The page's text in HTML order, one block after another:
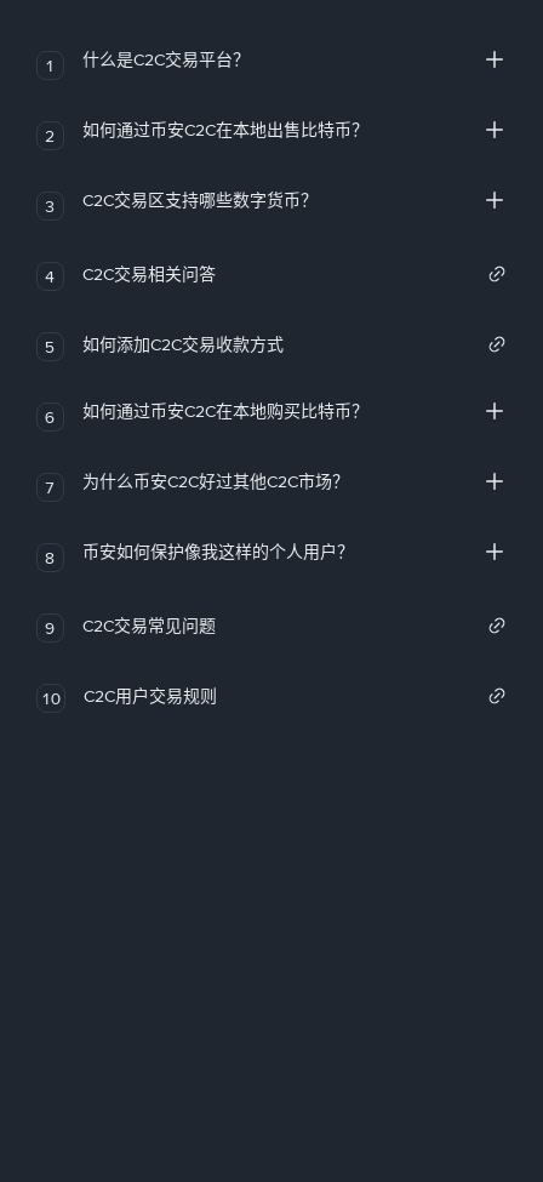
1 什么是C2C交易平台？
2 如何通过币安C2C在本地出售比特币？
3 C2C交易区支持哪些数字货币？
4 C2C交易相关问答
5 如何添加C2C交易收款方式
6 如何通过币安C2C在本地购买比特币？
7 为什么币安C2C好过其他C2C市场？
8 币安如何保护像我这样的个人用户？
9 C2C交易常见问题
10 C2C用户交易规则